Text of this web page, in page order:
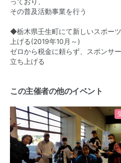
その普及活動事業を行う
◆栃木県壬生町にて新しいスポー
上げる(2019年10月～)
ゼロから税金に頼らず、スポンサ
立ち上げる
この主催者の他のイベント